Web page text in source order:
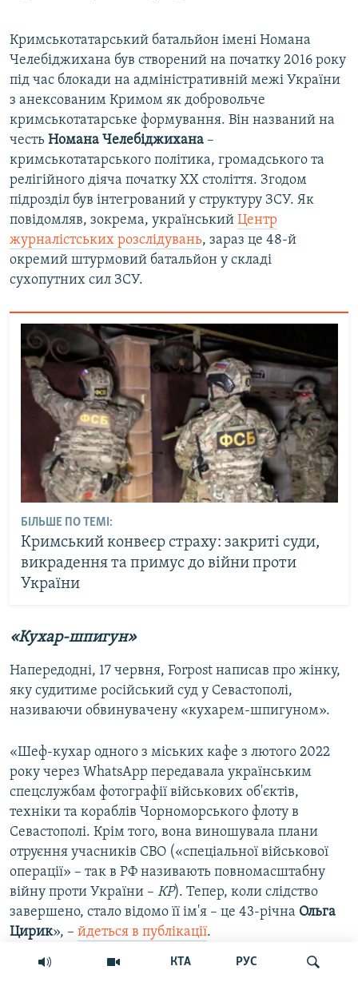
КТА РУС
Кримськотатарський батальйон імені Номана
Челебіджихана був створений на початку 2016 року
під час блокади на адміністративній межі України
з анексованим Кримом як добровольче
кримськотатарське формування. Він названий на
честь Номана Челебіджихана –
кримськотатарського політика, громадського та
релігійного діяча початку ХХ століття. Згодом
підрозділ був інтегрований у структуру ЗСУ. Як
повідомляв, зокрема, український Центр
журналістських розслідувань, зараз це 48-й
окремий штурмовий батальйон у складі
сухопутних сил ЗСУ.
БІЛЬШЕ ПО ТЕМІ:
Кримський конвеєр страху: закриті суди,
викрадення та примус до війни проти
України
«Кухар-шпигун»
Напередодні, 17 червня, Forpost написав про жінку,
яку судитиме російський суд у Севастополі,
називаючи обвинувачену «кухарем-шпигуном».
«Шеф-кухар одного з міських кафе з лютого 2022
року через WhatsApp передавала українським
спецслужбам фотографії військових об'єктів,
техніки та кораблів Чорноморського флоту в
Севастополі. Крім того, вона виношувала плани
отруєння учасників СВО («спеціальної військової
операції» – так в РФ називають повномасштабну
війну проти України – КР). Тепер, коли слідство
завершено, стало відомо її ім'я – це 43-річна Ольга
Цирик», – йдеться в публікації.